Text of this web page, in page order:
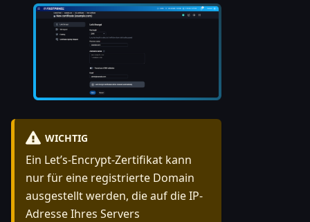
WICHTIG
Ein Let’s-Encrypt-Zertifikat kann
nur für eine registrierte Domain
ausgestellt werden, die auf die IP-
Adresse Ihres Servers